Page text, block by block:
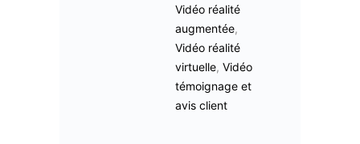
Vidéo réalité
augmentée,
Vidéo réalité
virtuelle, Vidéo
témoignage et
avis client